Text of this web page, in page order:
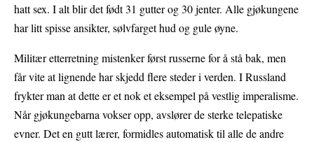
hatt sex. I alt blir det født 31 gutter og 30 jenter. Alle gjøkungene
har litt spisse ansikter, sølvfarget hud og gule øyne.
Militær etterretning mistenker først russerne for å stå bak, men
får vite at lignende har skjedd flere steder i verden. I Russland
frykter man at dette er et nok et eksempel på vestlig imperalisme.
Når gjøkungebarna vokser opp, avslører de sterke telepatiske
evner. Det en gutt lærer, formidles automatisk til alle de andre